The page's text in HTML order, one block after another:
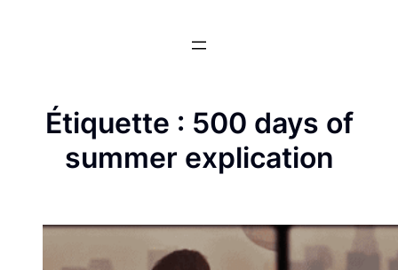
Étiquette : 500 days of
summer explication